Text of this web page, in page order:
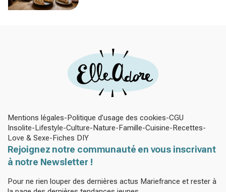
Mentions légales Politique d’usage des cookies CGU
Insolite Lifestyle Culture Nature Famille Cuisine Recettes
Love & Sexe Fiches DIY
Rejoignez notre communauté en vous inscrivant
à notre Newsletter !
Pour ne rien louper des dernières actus Mariefrance et rester à